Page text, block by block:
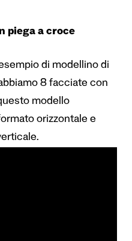
piega a croce
di modellino di
8 facciate con
modello
orizzontale e